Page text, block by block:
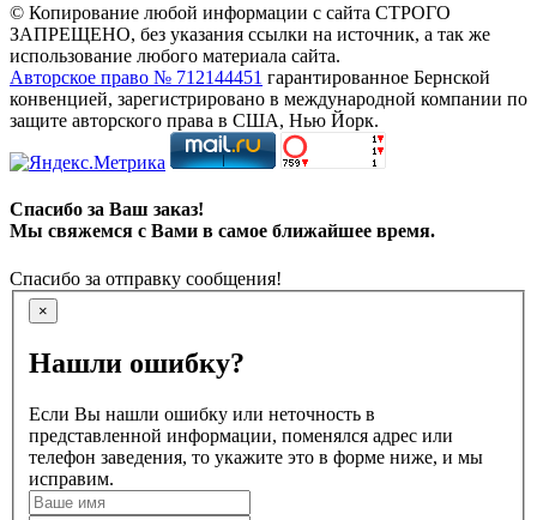
© Копирование любой информации с сайта СТРОГО
ЗАПРЕЩЕНО, без указания ссылки на источник, а так же
использование любого материала сайта.
Авторское право № 712144451 гарантированное Бернской
конвенцией, зарегистрировано в международной компании по
защите авторского права в США, Нью Йорк.
Спасибо за Ваш заказ!
Мы свяжемся с Вами в самое ближайшее время.
Спасибо за отправку сообщения!
×
Нашли ошибку?
Если Вы нашли ошибку или неточность в
представленной информации, поменялся адрес или
телефон заведения, то укажите это в форме ниже, и мы
исправим.